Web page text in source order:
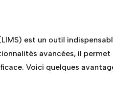
est un outil
avancées, il permet
Voici quelques